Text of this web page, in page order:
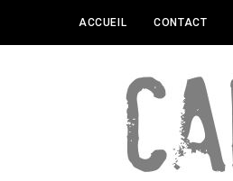
ACCUEIL CONTACT